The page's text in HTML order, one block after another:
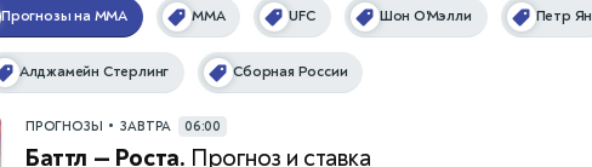
Прогнозы на MMA ММА UFC Шон О'Мэлли Петр Ян
Алджамейн Стерлинг Сборная России
ПРОГНОЗЫ • ЗАВТРА 06:00
Баттл — Роста. Прогноз и ставка